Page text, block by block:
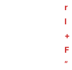
r
l
+
F
”